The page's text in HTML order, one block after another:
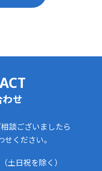
せ
談ございましたら
ください。
土日祝を除く）